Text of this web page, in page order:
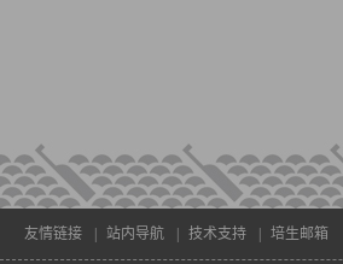
友情链接 | 站内导航 | 技术支持 | 培生邮箱